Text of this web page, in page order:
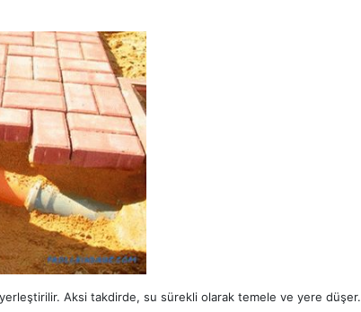
Aksi takdirde, su sürekli olarak temele ve yere düşer.